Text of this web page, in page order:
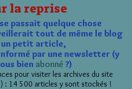
la reprise
passait quelque chose
tout de même le blog
un petit article,
par une newsletter (y
bien abonné ?)
pour visiter les archives du site
: 14 500 articles y sont stockés !